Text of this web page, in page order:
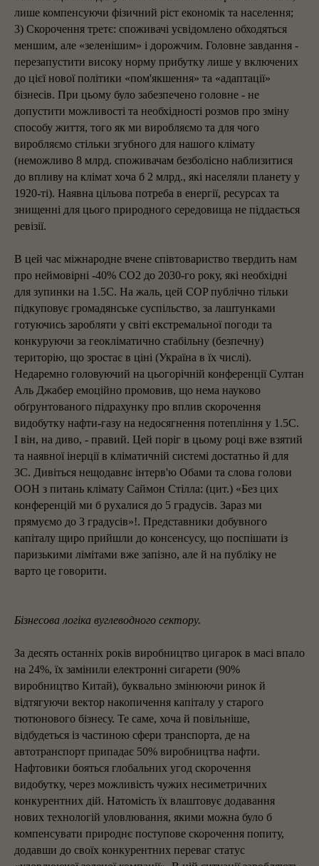
лише компенсуючи фізичний ріст економік та населення;
3) Скорочення третє: споживачі усвідомлено обходяться
меншим, але «зеленішим» і дорожчим. Головне завдання -
перезапустити високу норму прибутку лише у включених
до цієї нової політики «пом'якшення» та «адаптації»
бізнесів. При цьому було забезпечено головне - не
допустити можливості та необхідності розмов про зміну
способу життя, того як ми виробляємо та для чого
виробляємо стільки згубного для нашого клімату
(неможливо 8 млрд. споживачам безболісно наблизитися
до впливу на клімат хоча б 2 млрд., які населяли планету у
1920-ті). Наявна цільова потреба в енергії, ресурсах та
знищенні для цього природного середовища не піддається
ревізії.
В цей час міжнародне вчене співтовариство твердить нам
про неймовірні -40% CO2 до 2030-го року, які необхідні
для зупинки на 1.5С. На жаль, цей COP публічно тільки
підкуповує громадянське суспільство, за лаштунками
готуючись заробляти у світі екстремальної погоди та
конкуруючи за геокліматично стабільну (безпечну)
територію, що зростає в ціні (Україна в їх числі).
Недаремно головуючий на цьогорічній конференції Султан
Аль Джабер емоційно промовив, що нема науково
обґрунтованого підрахунку про вплив скорочення
видобутку нафти-газу на недосягнення потепління у 1.5С.
І він, на диво, - правий. Цей поріг в цьому році вже взятий
та наявної інерції в кліматичній системі достатньо й для
3С. Дивіться нещодавнє інтерв'ю Обами та слова голови
ООН з питань клімату Саймон Стілла: (цит.) «Без цих
конференцій ми б рухалися до 5 градусів. Зараз ми
прямуємо до 3 градусів»!. Представники добувного
капіталу щиро прийшли до консенсусу, що поспішати із
паризькими лімітами вже запізно, але й на публіку не
варто це говорити.
Бізнесова логіка вуглеводного сектору.
За десять останніх років виробництво цигарок в масі впало
на 24%, їх замінили електронні сигарети (90%
виробництво Китай), буквально змінюючи ринок й
відтягуючи вектор накопичення капіталу у старого
тютюнового бізнесу. Те саме, хоча й повільніше,
відбудеться із частиною сфери транспорта, де на
автотранспорт припадає 50% виробництва нафти.
Нафтовики бояться глобальних угод скорочення
видобутку, через можливість чужих несиметричних
конкурентних дій. Натомість їх влаштовує додавання
нових технологій уловлювання, якими можна було б
компенсувати природнє поступове скорочення попиту,
додавши до своїх конкурентних переваг статус